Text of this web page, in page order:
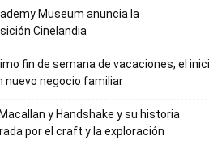
Museum anuncia la
Cinelandia
fin de semana de vacaciones, el
nuevo negocio familiar
y Handshake y su historia
por el craft y la exploración